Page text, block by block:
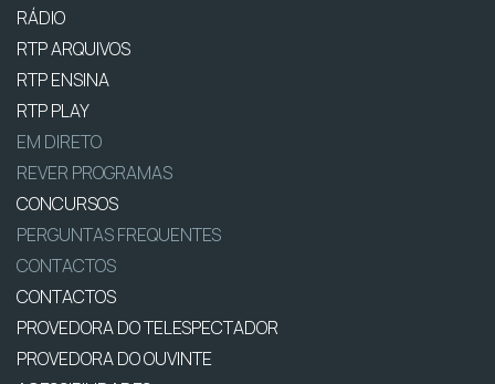
RÁDIO
RTP ARQUIVOS
RTP ENSINA
RTP PLAY
EM DIRETO
REVER PROGRAMAS
CONCURSOS
PERGUNTAS FREQUENTES
CONTACTOS
CONTACTOS
PROVEDORA DO TELESPECTADOR
PROVEDORA DO OUVINTE